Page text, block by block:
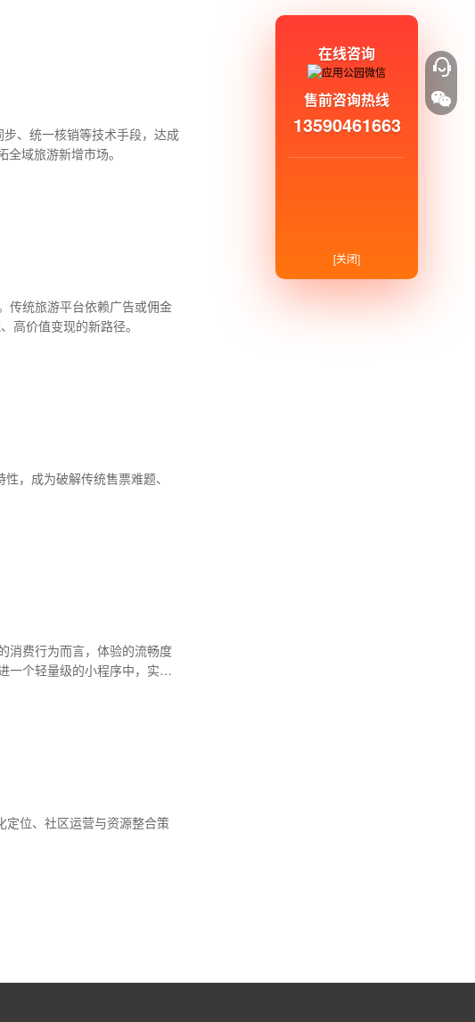
、统一核销等技术手段，达成
域旅游新增市场。
传统旅游平台依赖广告或佣金
高价值变现的新路径。
，成为破解传统售票难题、
消费行为而言，体验的流畅度
一个轻量级的小程序中，实现
定位、社区运营与资源整合策
在线咨询
售前咨询热线
13590461663
[关闭]